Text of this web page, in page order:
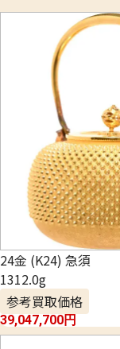
24金 (K24) 急須
1312.0g
参考買取価格
39,047,700円